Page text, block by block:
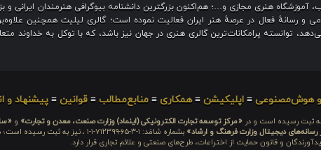
آموزشگاه هنری مجازی و…؛ هم‌اکنون بزرگترین دانشنامه بیوگرافی هنرمندان ایرانی و
فعال در عرصهٔ هنر ایران فعالیت نموده است؛ گالری لیلیت همچنین علاوه‌بر
توانسته پرامکانات‌ترین گالری هنری در جهان نیز باشد، که با توکل به خداوند
و هوش‌مصنوعی ≡اپلیکیشن ≡همکاری ≡منابع‌مطالب ≡قوانین ≡پیشنهاد و
«مرکز توسعه تجارت الکترونیکی (اینماد) وزارت صنعت، معدن و تجارت» و
رسانه‌های دیجیتال وزارت فرهنگ و ارشاد»
بشماره شامَد: ۱-۳-۶۵-۷۱۲۳۹۹-۱-۱ ،
و قانون حمایت از اختراعات، طرح‌های صنعتی و علائم تجاری قرار دارد.